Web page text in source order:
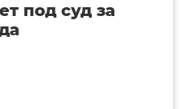
под суд за